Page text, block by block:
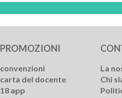
PROMOZIONI
convenzioni
carta del docente
18 app
La
Chi